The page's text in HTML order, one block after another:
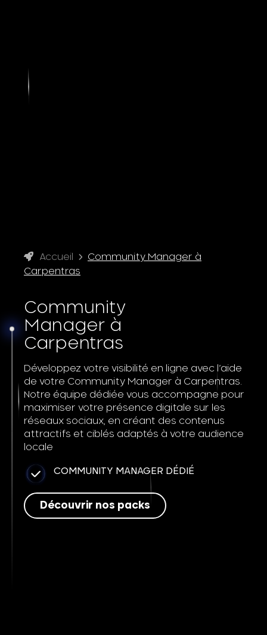
Accueil
Community Manager à
Carpentras
Community
Manager à
Carpentras
Développez votre visibilité en ligne avec l’aide
de votre Community Manager à Carpentras.
Notre équipe dédiée vous accompagne pour
maximiser votre présence digitale sur les
réseaux sociaux, en créant des contenus
attractifs et ciblés adaptés à votre audience
locale
COMMUNITY MANAGER DÉDIÉ
Découvrir nos packs